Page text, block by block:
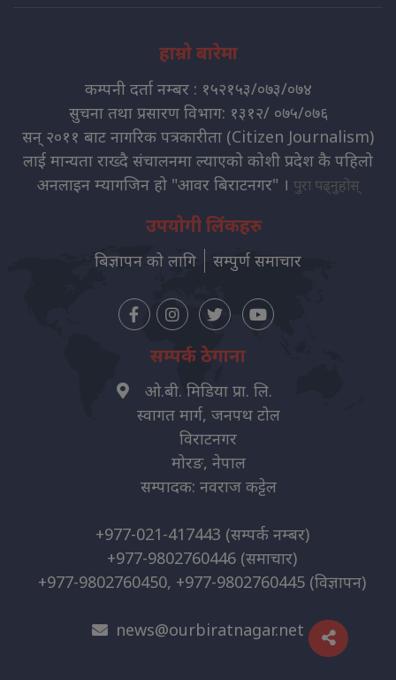
हाम्रो बारेमा
कम्पनी दर्ता नम्बर : १५२१५३/०७३/०७४
सुचना तथा प्रसारण विभाग: १३१२/ ०७५/०७६
सन् २०११ बाट नागरिक पत्रकारीता (Citizen Journalism)
लाई मान्यता राख्दै संचालनमा ल्याएको कोशी प्रदेश कै पहिलो
अनलाइन म्यागजिन हो "आवर बिराटनगर" । पुरा पढ्नुहोस्
उपयोगी लिंकहरु
बिज्ञापन को लागि सम्पुर्ण समाचार
सम्पर्क ठेगाना
ओ.बी. मिडिया प्रा. लि.
स्वागत मार्ग, जनपथ टोल
विराटनगर
मोरङ, नेपाल
सम्पादक: नवराज कट्टेल
+977-021-417443 (सम्पर्क नम्बर)
+977-9802760446 (समाचार)
+977-9802760450, +977-9802760445 (विज्ञापन)
news@ourbiratnagar.net